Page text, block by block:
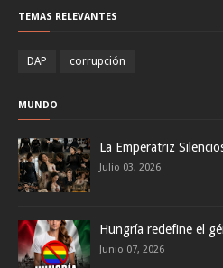
TEMAS RELEVANTES
DAP corrupción
MUNDO
La Emperatriz
Julio 03, 2026
Hungría redefine el
Junio 07, 2026